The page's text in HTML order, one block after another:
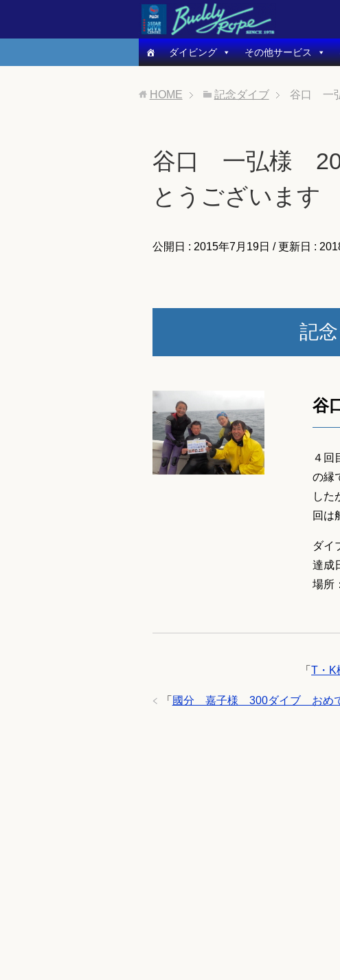
ダイビング その他サービス
HOME 記念ダイブ 谷口 一
谷口 一弘様
とうございます
公開日 : 2015年7月19日 / 更新日 :
記
谷
４回
の縁
した
回は
ダイ
達成
場所
「T・
「 國分 嘉子様 300ダイブ おめ